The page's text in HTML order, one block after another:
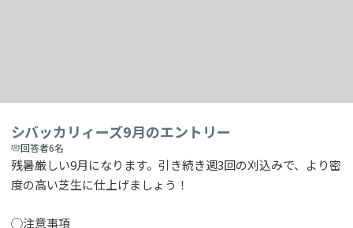
シバッカリィーズ9月のエントリー
回答者6名
残暑厳しい9月になります。引き続き週3回の刈込みで、より密
度の高い芝生に仕上げましょう！
◯注意事項